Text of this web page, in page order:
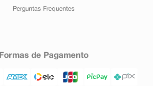
Perguntas Frequentes
Formas de Pagamento